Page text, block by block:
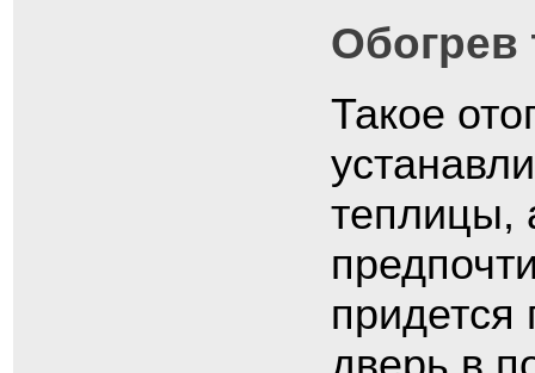
Обогрев
Такое
теплицы,
придется